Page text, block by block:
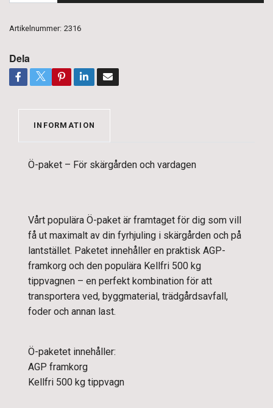
Artikelnummer: 2316
Dela
INFORMATION
Ö-paket – För skärgården och vardagen
Vårt populära Ö-paket är framtaget för dig som vill
få ut maximalt av din fyrhjuling i skärgården och på
lantstället. Paketet innehåller en praktisk AGP-
framkorg och den populära Kellfri 500 kg
tippvagnen – en perfekt kombination för att
transportera ved, byggmaterial, trädgårdsavfall,
foder och annan last.
Ö-paketet innehåller:
AGP framkorg
Kellfri 500 kg tippvagn